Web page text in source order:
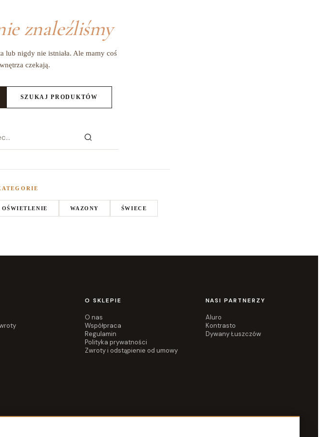
znaleźliśmy
lub nigdy nie istniała. Ale mamy coś
czekają.
SZUKAJ PRODUKTÓW
OŚWIETLENIE WAZONY ŚWIECE
O SKLEPIE
O nas
Współpraca
Regulamin
Polityka prywatności
Zwroty i odstąpienie od umowy
NASI PARTNERZY
Aluro
Kontrasto
Dywany Łuszczów